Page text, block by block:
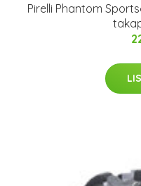
Pirelli Phantom